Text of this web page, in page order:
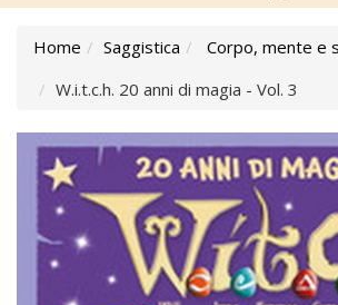
Home Saggistica
Corpo, mente e
W.i.t.c.h. 20 anni di magia - Vol. 3